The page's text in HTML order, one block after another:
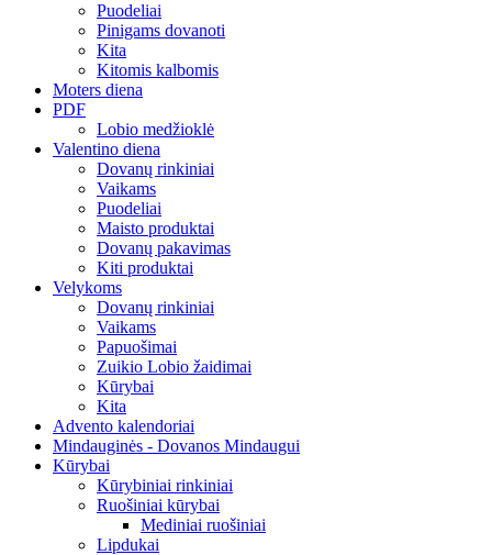
Puodeliai
Pinigams dovanoti
Kita
Kitomis kalbomis
Moters diena
PDF
Lobio medžioklė
Valentino diena
Dovanų rinkiniai
Vaikams
Puodeliai
Maisto produktai
Dovanų pakavimas
Kiti produktai
Velykoms
Dovanų rinkiniai
Vaikams
Papuošimai
Zuikio Lobio žaidimai
Kūrybai
Kita
Advento kalendoriai
Mindauginės - Dovanos Mindaugui
Kūrybai
Kūrybiniai rinkiniai
Ruošiniai kūrybai
Mediniai ruošiniai
Lipdukai